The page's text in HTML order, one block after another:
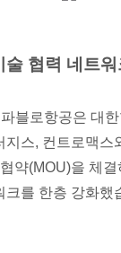
술 협력 네트워
블로항공은 대
지스, 컨트로맥스
약(MOU)을 체결
크를 한층 강화했